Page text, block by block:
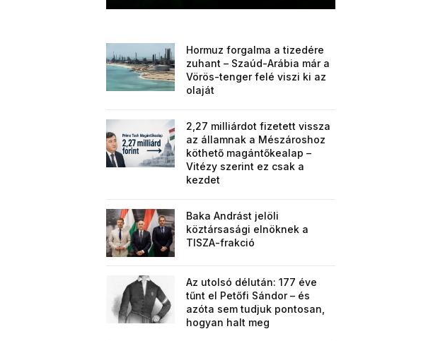
Hormuz forgalma a tizedére
zuhant – Szaúd-Arábia már a
Vörös-tenger felé viszi ki az
olaját
2,27 milliárdot fizetett vissza
az államnak a Mészároshoz
köthető magántőkealap –
Vitézy szerint ez csak a
kezdet
Baka Andrást jelöli
köztársasági elnöknek a
TISZA-frakció
Az utolsó délután: 177 éve
tűnt el Petőfi Sándor – és
azóta sem tudjuk pontosan,
hogyan halt meg